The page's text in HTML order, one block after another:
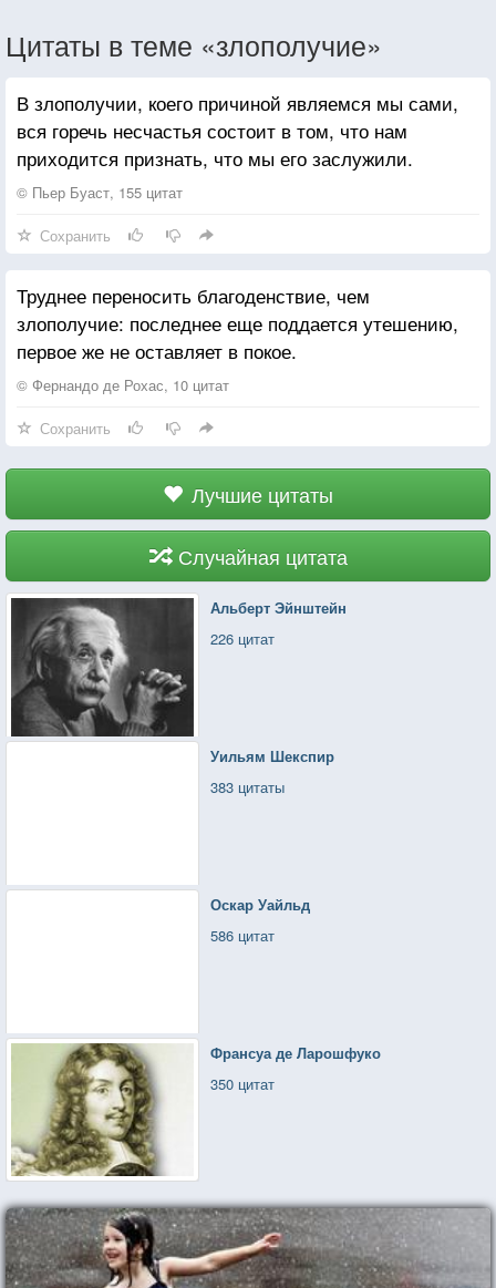
Цитаты в теме «злополучие»
В злополучии, коего причиной являемся мы сами,
вся горечь несчастья состоит в том, что нам
приходится признать, что мы его заслужили.
© Пьер Буаст, 155 цитат
Сохранить
Труднее переносить благоденствие, чем
злополучие: последнее еще поддается утешению,
первое же не оставляет в покое.
© Фернандо де Рохас, 10 цитат
Сохранить
Лучшие цитаты
Случайная цитата
Альберт Эйнштейн
226 цитат
Уильям Шекспир
383 цитаты
Оскар Уайльд
586 цитат
Франсуа де Ларошфуко
350 цитат